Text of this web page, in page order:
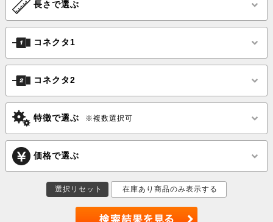
長さで選ぶ
コネクタ1
コネクタ2
特徴で選ぶ ※複数選択可
価格で選ぶ
選択リセット 在庫あり商品のみ表示する